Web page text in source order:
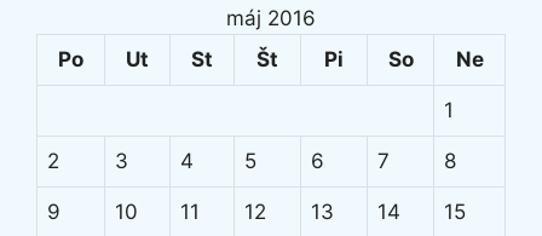
máj 2016
Po
Ut St Št Pi So Ne
1
2 3 4 5 6 7 8
9 10 11 12 13 14 15